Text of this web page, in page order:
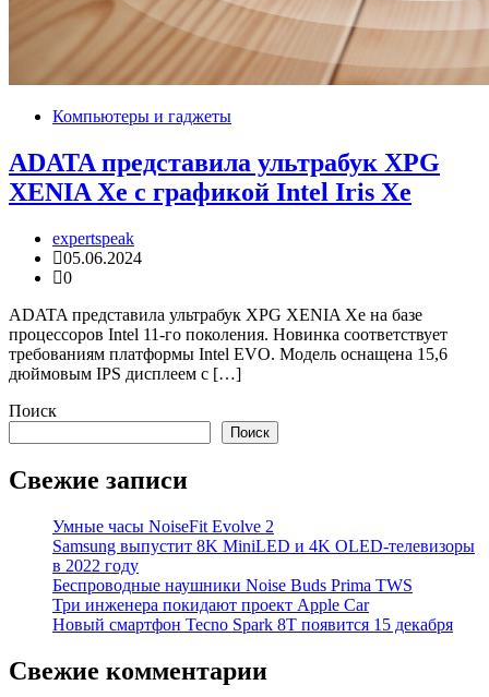
Компьютеры и гаджеты
ADATA представила ультрабук XPG
XENIA Xe с графикой Intel Iris Xe
expertspeak
05.06.2024
0
ADATA представила ультрабук XPG XENIA Xe на базе
процессоров Intel 11-го поколения. Новинка соответствует
требованиям платформы Intel EVO. Модель оснащена 15,6
дюймовым IPS дисплеем с […]
Поиск
Поиск
Свежие записи
Умные часы NoiseFit Evolve 2
Samsung выпустит 8K MiniLED и 4K OLED-телевизоры
в 2022 году
Беспроводные наушники Noise Buds Prima TWS
Три инженера покидают проект Apple Car
Новый смартфон Tecno Spark 8T появится 15 декабря
Свежие комментарии